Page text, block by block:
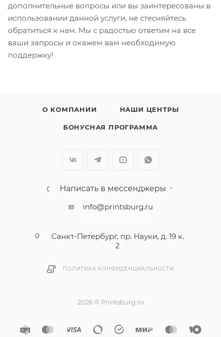
дополнительные вопросы или вы заинтересованы в
использовании данной услуги, не стесняйтесь
обратиться к нам. Мы с радостью ответим на все
ваши запросы и окажем вам необходимую
поддержку!
О КОМПАНИИ НАШИ ЦЕНТРЫ
БОНУСНАЯ ПРОГРАММА
Написать в мессенджеры
info@printsburg.ru
Санкт-Петербург, пр. Науки, д. 19 к.
2
ПОЛИТИКА КОНФИДЕНЦИАЛЬНОСТИ
2026 © Printsburg.ru